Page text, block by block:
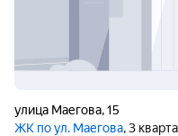
улица Маегова,15
ЖК по ул. Маегова, 3